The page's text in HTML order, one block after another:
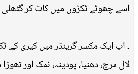
اسے چھوٹے ٹکڑوں میں کاٹ کر
۔ اب ایک مکسر گرینڈر میں کیری کے
لال مرچ، دھنیا، پودینہ، نمک اور